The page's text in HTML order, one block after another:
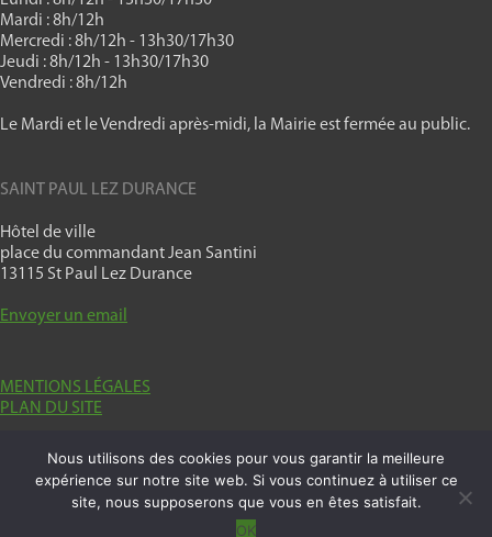
Mardi : 8h/12h
Mercredi : 8h/12h - 13h30/17h30
Jeudi : 8h/12h - 13h30/17h30
Vendredi : 8h/12h
Le Mardi et le Vendredi après-midi, la Mairie est fermée au public.
SAINT PAUL LEZ DURANCE
Hôtel de ville
place du commandant Jean Santini
13115 St Paul Lez Durance
Envoyer un email
MENTIONS LÉGALES
PLAN DU SITE
© Copyright 2026, All Rights Reserved.
Nous utilisons des cookies pour vous garantir la meilleure
expérience sur notre site web. Si vous continuez à utiliser ce
site, nous supposerons que vous en êtes satisfait.
OK